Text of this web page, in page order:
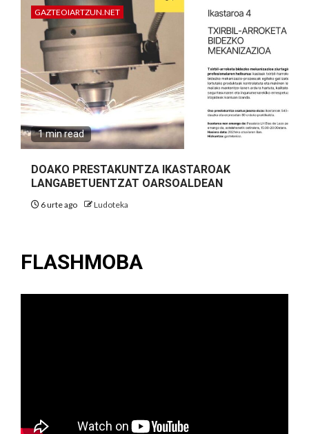
GAZTEOIARTZUN.NET
1 min read
DOAKO PRESTAKUNTZA IKASTAROAK
LANGABETUENTZAT OARSOALDEAN
6 urte ago Ludoteka
FLASHMOBA